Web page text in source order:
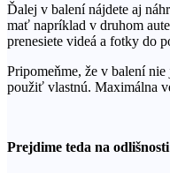
Ďalej v balení nájdete aj
mať napríklad v druhom
prenesiete videá a fotky do
Pripomeňme, že v balení
použiť vlastnú. Maximálna
Prejdime teda na